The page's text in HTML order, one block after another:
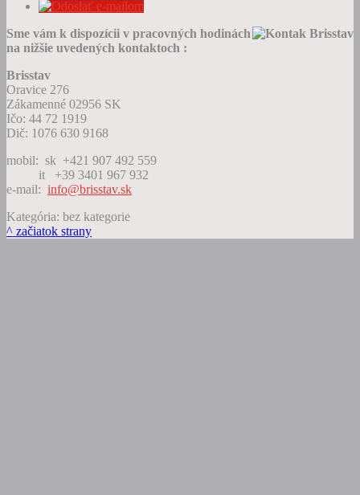
Sme vám k dispozícii v pracovných hodinách
na nižšie uvedených kontaktoch :
Brisstav
Oravice 276
Zákamenné 02956 SK
Ičo: 44 72 1919
Dič: 1076 630 9168
mobil: sk +421 907 492 559
it +39 3401 967 932
e-mail: info@brisstav.sk
Kategória: bez kategorie
^ začiatok strany